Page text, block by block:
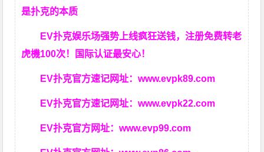
是扑克的本质
EV扑克娱乐场强势上线疯狂送钱，注册免费转老
虎機100次！国际认证最安心！
EV扑克官方速记网址：www.evpk89.com
EV扑克官方速记网址：www.evpk22.com
EV扑克官方网址：www.evp99.com